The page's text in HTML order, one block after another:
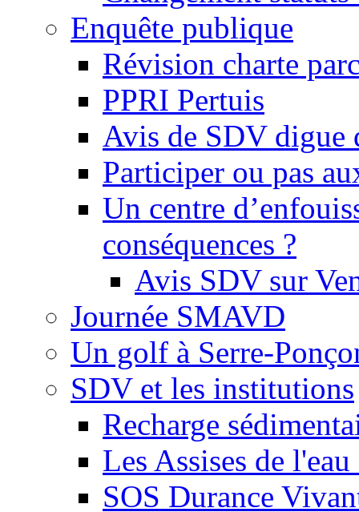
Enquête publique
Révision charte
PPRI Pertuis
Avis de SDV digue
Participer ou pas
Un centre
conséquences ?
Avis SDV sur
Journée SMAVD
Un golf à Serre-
SDV et les institutions
Recharge
Les Assises de
SOS Durance